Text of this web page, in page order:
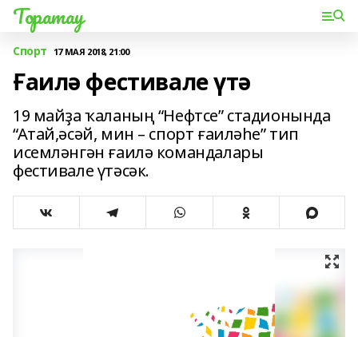
Торатау
Спорт 17 МАЯ 2018, 21:00
Ғаилә фестивале үтә
19 майҙа ҡаланың “Нефтсе” стадионында
“Атай,әсәй, мин – спорт ғаиләһе” тип
исемләнгән ғаилә командалары
фестивале үтәсәк.